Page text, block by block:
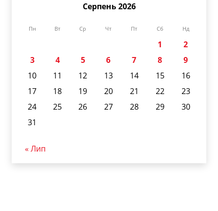
Серпень 2026
Пн Вт Ср Чт Пт Сб Нд
1
2
3
4 5 6 7 8
9
10
11 12 13 14 15
16
17
18 19 20 21 22
23
24
25 26 27 28 29
30
31
« Лип